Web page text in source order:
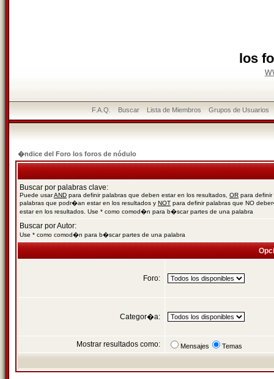
los
F.A.Q. Buscar Lista de Miembros Grupos de Usuarios
�ndice del Foro los foros de nódulo
Buscar por palabras clave:
Puede usarAND para definir palabras que deben estar en los resultados, OR para definir
palabras que podr�an estar en los resultados y NOT para definir palabras que NO
estar en los resultados. Use * como comod�n para b�scar partes de una palabra
Buscar por Autor:
Use * como comod�n para b�scar partes de una palabra
Foro:
Categor�a:
Mostrar resultados como: Mensajes Temas